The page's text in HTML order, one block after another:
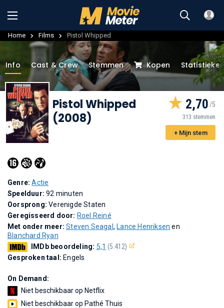
Home Films Pistol Whipped
Info Cast & Crew Stemmen Kopen
Pistol Whipped
(2008)
2,70
313 stemmen
+ Mijn stem
Genre:Actie
Speelduur:92 minuten
Oorsprong:Verenigde Staten
Geregisseerd door: Roel Reiné
Met onder meer:Steven Seagal , Lance Henriksen en
Blanchard Ryan
IMDb beoordeling: 5,1 (5.412)
Gesproken taal: Engels
On Demand:
Niet beschikbaar op Netflix
Niet beschikbaar op Pathé Thuis